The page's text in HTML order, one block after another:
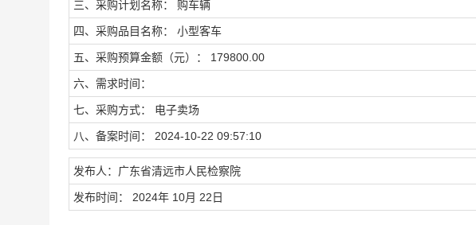
三、采购计划名称： 购车辆
四、采购品目名称： 小型客车
五、采购预算金额（元）： 179800.00
六、需求时间：
七、采购方式： 电子卖场
八、备案时间： 2024-10-22 09:57:10
发布人：广东省清远市人民检察院
发布时间： 2024年 10月 22日